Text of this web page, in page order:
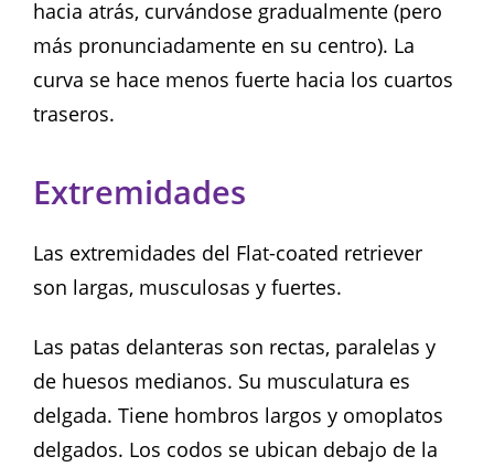
hacia atrás, curvándose gradualmente (pero
más pronunciadamente en su centro). La
curva se hace menos fuerte hacia los cuartos
traseros.
Extremidades
Las extremidades del Flat-coated retriever
son largas, musculosas y fuertes.
Las patas delanteras son rectas, paralelas y
de huesos medianos. Su musculatura es
delgada. Tiene hombros largos y omoplatos
delgados. Los codos se ubican debajo de la